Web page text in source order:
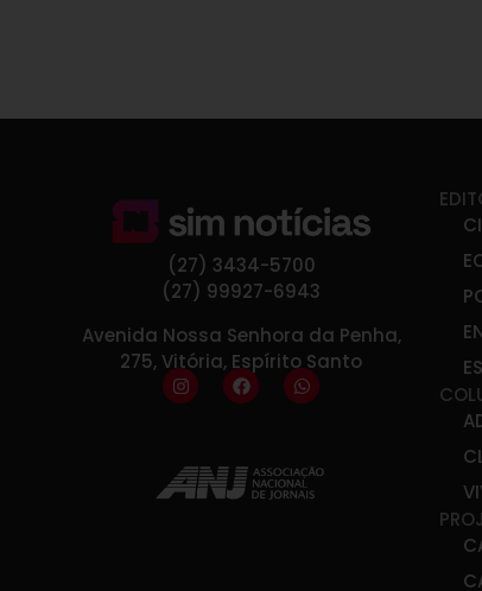
(27) 3434-5700
(27) 99927-6943
Avenida Nossa Senhora da Penha,
275, Vitória, Espírito Santo